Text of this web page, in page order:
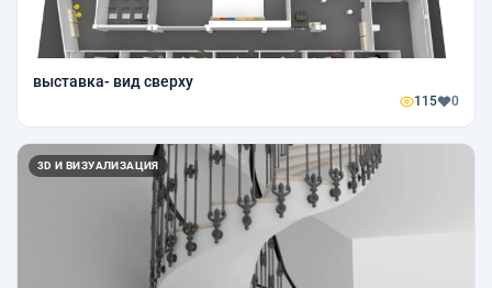
выставка- вид сверху
115 0
3D И ВИЗУАЛИЗАЦИЯ